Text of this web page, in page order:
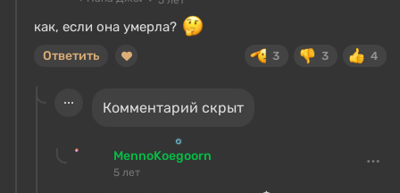
как, если она умерла?
3 3 4
Ответить
Комментарий скрыт
MennoKoegoorn
5 лет